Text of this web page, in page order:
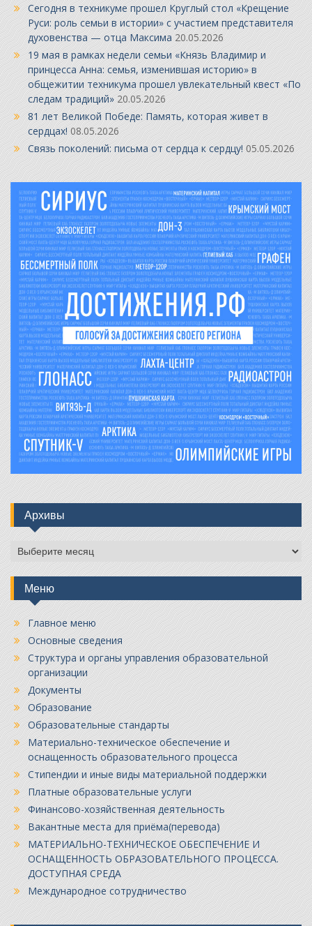
Сегодня в техникуме прошел Круглый стол «Крещение
Руси: роль семьи в истории» с участием представителя
духовенства — отца Максима 20.05.2026
19 мая в рамках недели семьи «Князь Владимир и
принцесса Анна: семья, изменившая историю» в
общежитии техникума прошел увлекательный квест «По
следам традиций» 20.05.2026
81 лет Великой Победе: Память, которая живет в
сердцах! 08.05.2026
Связь поколений: письма от сердца к сердцу! 05.05.2026
Архивы
Архивы
Меню
Главное меню
Основные сведения
Структура и органы управления образовательной
организации
Документы
Образование
Образовательные стандарты
Материально-техническое обеспечение и
оснащенность образовательного процесса
Стипендии и иные виды материальной поддержки
Платные образовательные услуги
Финансово-хозяйственная деятельность
Вакантные места для приёма(перевода)
МАТЕРИАЛЬНО-ТЕХНИЧЕСКОЕ ОБЕСПЕЧЕНИЕ И
ОСНАЩЕННОСТЬ ОБРАЗОВАТЕЛЬНОГО ПРОЦЕССА.
ДОСТУПНАЯ СРЕДА
Международное сотрудничество